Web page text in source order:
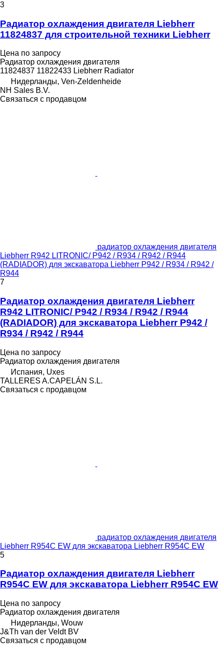
3
Радиатор охлаждения двигателя Liebherr
11824837 для строительной техники Liebherr
Цена по запросу
Радиатор охлаждения двигателя
11824837 11822433 Liebherr Radiator
Нидерланды, Ven-Zeldenheide
NH Sales B.V.
Связаться с продавцом
радиатор охлаждения двигателя
Liebherr R942 LITRONIC/ P942 / R934 / R942 / R944
(RADIADOR) для экскаватора Liebherr P942 / R934 / R942 /
R944
7
Радиатор охлаждения двигателя Liebherr
R942 LITRONIC/ P942 / R934 / R942 / R944
(RADIADOR) для экскаватора Liebherr P942 /
R934 / R942 / R944
Цена по запросу
Радиатор охлаждения двигателя
Испания, Uxes
TALLERES A.CAPELÁN S.L.
Связаться с продавцом
радиатор охлаждения двигателя
Liebherr R954C EW для экскаватора Liebherr R954C EW
5
Радиатор охлаждения двигателя Liebherr
R954C EW для экскаватора Liebherr R954C EW
Цена по запросу
Радиатор охлаждения двигателя
Нидерланды, Wouw
J&Th van der Veldt BV
Связаться с продавцом